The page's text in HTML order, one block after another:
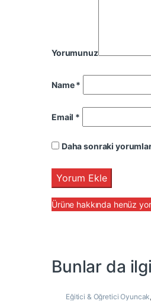
Yorumunuz
Name*
Email *
Daha sonraki
Ürüne hakkında henüz
Bunlar da
Eğitici & Öğretici Oyuncak,